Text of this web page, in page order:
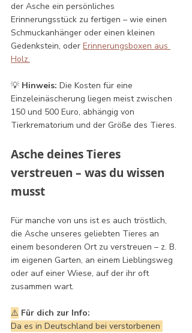
der Asche ein persönliches
Erinnerungsstück zu fertigen – wie einen
Schmuckanhänger oder einen kleinen
Gedenkstein, oder Erinnerungsboxen aus
Holz.
💡 Hinweis: Die Kosten für eine
Einzeleinäscherung liegen meist zwischen
150 und 500 Euro, abhängig von
Tierkrematorium und der Größe des Tieres.
Asche deines Tieres
verstreuen – was du wissen
musst
Für manche von uns ist es auch tröstlich,
die Asche unseres geliebten Tieres an
einem besonderen Ort zu verstreuen – z. B.
im eigenen Garten, an einem Lieblingsweg
oder auf einer Wiese, auf der ihr oft
zusammen wart.
⚠️ Für dich zur Info:
Da es in Deutschland bei verstorbenen